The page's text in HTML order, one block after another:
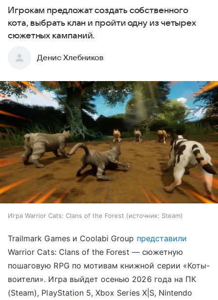
Игрокам предложат создать собственного
кота, выбрать клан и пройти одну из четырех
сюжетных кампаний.
Денис Хлебников
Игра Warrior Cats: Clans of the Forest источник: Steam
Trailmark Games и Coolabi Group представили
Warrior Cats: Clans of the Forest — сюжетную
пошаговую RPG по мотивам книжной серии «Коты-
воители». Игра выйдет осенью 2026 года на ПК
(Steam), PlayStation 5, Xbox Series X|S, Nintendo